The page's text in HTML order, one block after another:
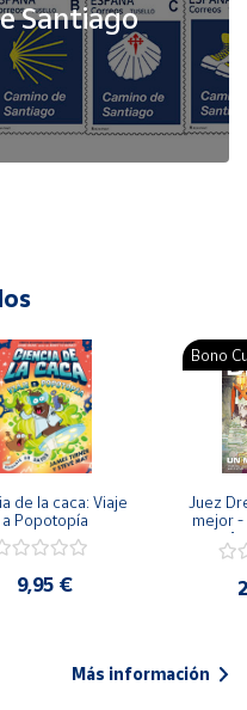
Santiago
de la caca: Viaje
a Popotopía
9,95 €
Bono
Juez
mejor -
Más información